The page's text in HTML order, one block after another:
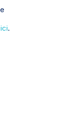
.